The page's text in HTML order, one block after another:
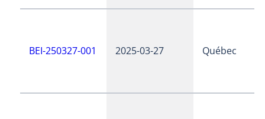
BEI-250327-001 2025-03-27 Québec